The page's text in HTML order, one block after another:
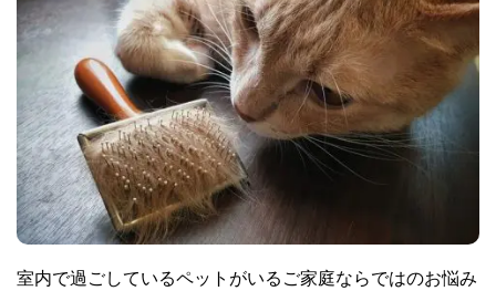
室内で過ごしているペットがいるご家庭ならではのお悩み